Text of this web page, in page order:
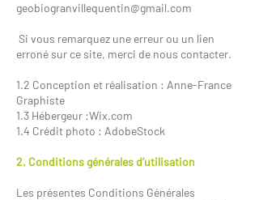
geobiogranvillequentin@gmail.com
Si vous remarquez une erreur ou un lien
erroné sur ce site, merci de nous contacter.
1.2 Conception et réalisation : Anne-France
Graphiste
1.3 Hébergeur :Wix.com
1.4 Crédit photo : AdobeStock
2. Conditions générales d’utilisation
Les présentes Conditions Générales